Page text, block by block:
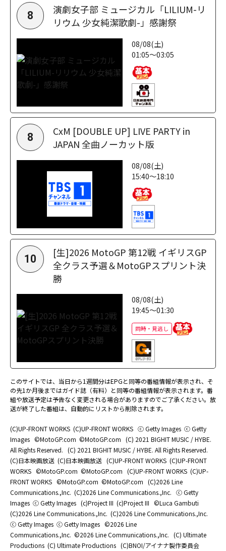
8
演劇女子部 ミュージカル「LILIUM-リ
リウム 少女純潔歌劇-」感謝祭
08/08(土)
01:05～03:05
8
CxM [DOUBLE UP] LIVE PARTY in
JAPAN 全曲ノーカット版
08/08(土)
15:40～18:10
10
[生]2026 MotoGP 第12戦 イギリスGP
全クラス予選＆MotoGPスプリント決
勝
08/08(土)
19:45～01:30
同時・見逃し
このサイトでは、当日から1週間分はEPGと同等の番組情報が表示され、そ
の先1か月後まではガイド誌（有料）と同等の番組情報が表示されます。番
組や放送予定は予告なく変更される場合がありますのでご了承ください。放
送が終了した番組は、自動的にリストから削除されます。
(C)UP-FRONT WORKS (C)UP-FRONT WORKS ⓒ Getty Images ⓒ Getty
Images ©MotoGP.com ©MotoGP.com (C) 2021 BIGHIT MUSIC / HYBE.
All Rights Reserved. (C) 2021 BIGHIT MUSIC / HYBE. All Rights Reserved.
(C)日本映画放送 (C)日本映画放送 (C)UP-FRONT WORKS (C)UP-FRONT
WORKS ©MotoGP.com ©MotoGP.com (C)UP-FRONT WORKS (C)UP-
FRONT WORKS ©MotoGP.com ©MotoGP.com (C)2026 Line
Communications.,Inc. (C)2026 Line Communications.,Inc. ⓒ Getty
Images ⓒ Getty Images (c)Project III (c)Project III ©Luca Gambuti
(C)2026 Line Communications.,Inc. (C)2026 Line Communications.,Inc.
ⓒ Getty Images ⓒ Getty Images ©2026 Line
Communications.,Inc. ©2026 Line Communications.,Inc. (C) Ultimate
Productions (C) Ultimate Productions (C)BNOI/アイナナ製作委員会